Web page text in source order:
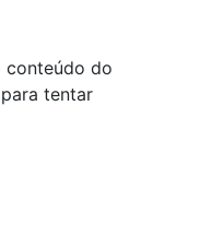
conteúdo do
tentar